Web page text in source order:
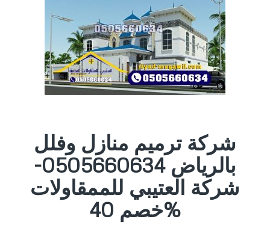
شركة ترميم منازل وفلل
بالرياض 0505660634-
شركة العتيبي للممقاولات
خصم 40%